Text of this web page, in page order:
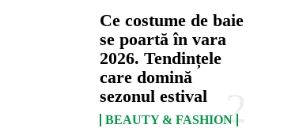
Ce costume de baie
se poartă în vara
2026. Tendințele
care domină
sezonul estival
BEAUTY & FASHION